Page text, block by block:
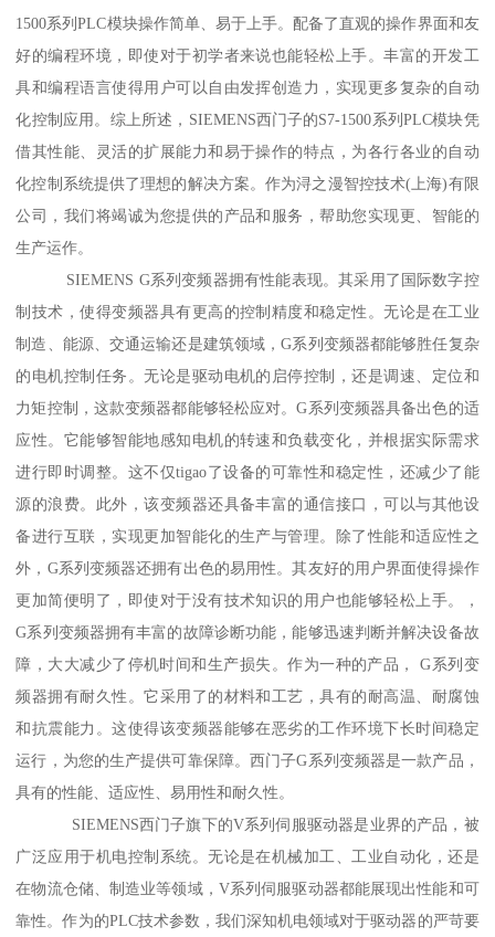
1500系列PLC模块操作简单、易于上手。配备了直观的操作界面和友
好的编程环境，即使对于初学者来说也能轻松上手。丰富的开发工
具和编程语言使得用户可以自由发挥创造力，实现更多复杂的自动
化控制应用。综上所述，SIEMENS西门子的S7-1500系列PLC模块凭
借其性能、灵活的扩展能力和易于操作的特点，为各行各业的自动
化控制系统提供了理想的解决方案。作为浔之漫智控技术(上海)有限
公司，我们将竭诚为您提供的产品和服务，帮助您实现更、智能的
生产运作。
SIEMENS G系列变频器拥有性能表现。其采用了国际数字控
制技术，使得变频器具有更高的控制精度和稳定性。无论是在工业
制造、能源、交通运输还是建筑领域，G系列变频器都能够胜任复杂
的电机控制任务。无论是驱动电机的启停控制，还是调速、定位和
力矩控制，这款变频器都能够轻松应对。G系列变频器具备出色的适
应性。它能够智能地感知电机的转速和负载变化，并根据实际需求
进行即时调整。这不仅tigao了设备的可靠性和稳定性，还减少了能
源的浪费。此外，该变频器还具备丰富的通信接口，可以与其他设
备进行互联，实现更加智能化的生产与管理。除了性能和适应性之
外，G系列变频器还拥有出色的易用性。其友好的用户界面使得操作
更加简便明了，即使对于没有技术知识的用户也能够轻松上手。，
G系列变频器拥有丰富的故障诊断功能，能够迅速判断并解决设备故
障，大大减少了停机时间和生产损失。作为一种的产品， G系列变
频器拥有耐久性。它采用了的材料和工艺，具有的耐高温、耐腐蚀
和抗震能力。这使得该变频器能够在恶劣的工作环境下长时间稳定
运行，为您的生产提供可靠保障。西门子G系列变频器是一款产品，
具有的性能、适应性、易用性和耐久性。
SIEMENS西门子旗下的V系列伺服驱动器是业界的产品，被
广泛应用于机电控制系统。无论是在机械加工、工业自动化，还是
在物流仓储、制造业等领域，V系列伺服驱动器都能展现出性能和可
靠性。作为的PLC技术参数，我们深知机电领域对于驱动器的严苛要